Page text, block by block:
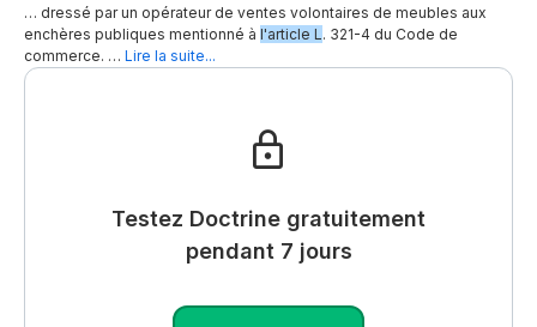
… dressé par un opérateur de ventes volontaires de meubles aux
enchères publiques mentionné à l'article L. 321-4 du Code de
commerce. … Lire la suite...
Testez Doctrine gratuitement
pendant 7 jours